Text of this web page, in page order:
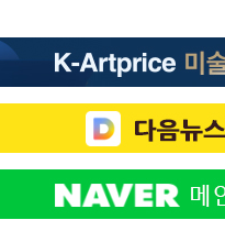
섰다 실종 60대, 닷새 만에 숨진
아시안게임서 '홈팀' 일본과 한일
만…'낮 최고 35도' 무더위, 열대
성접대 논란 사과…쇄신의 기회
대 논란' 축구협회 "실망과 걱정
…강원동해안 최대 150㎜ 비